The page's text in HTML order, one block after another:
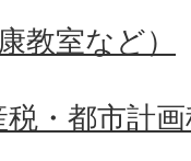
教室など）
・都市計